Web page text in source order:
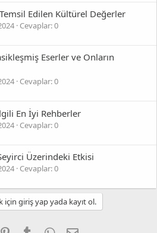
Edilen Kültürel Değerler
Cevaplar: 0
Eserler ve Onların
Cevaplar: 0
En İyi Rehberler
Cevaplar: 0
Üzerindeki Etkisi
Cevaplar: 0
için giriş yap yada kayıt ol.